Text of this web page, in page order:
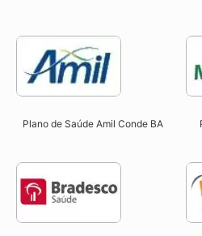
Plano de Saúde Amil Conde BA